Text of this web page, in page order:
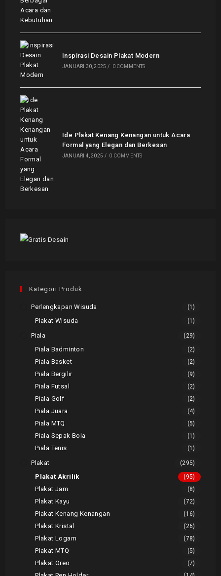
Inspirasi Desain Plakat Modern
JANUARI 30, 2025 / 0 COMMENTS
Ide Plakat Kenang Kenangan untuk Acara
Formal yang Elegan dan Berkesan
JANUARI 4, 2025 / 0 COMMENTS
Kategori Produk
Perlengkapan Wisuda (1)
Plakat Wisuda (1)
Piala (29)
Piala Badminton (2)
Piala Basket (2)
Piala Bergilir (9)
Piala Futsal (2)
Piala Golf (2)
Piala Juara (4)
Piala MTQ (5)
Piala Sepak Bola (1)
Piala Tenis (1)
Plakat (295)
Plakat Akrilik (95)
Plakat Jam (8)
Plakat Kayu (72)
Plakat Kenang Kenangan (16)
Plakat Kristal (26)
Plakat Logam (78)
Plakat MTQ (5)
Plakat Oreo (7)